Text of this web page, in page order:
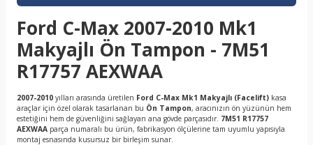
Ford C-Max 2007-2010 Mk1
Makyajlı Ön Tampon - 7M51
R17757 AEXWAA
2007-2010 yılları arasında üretilen Ford C-Max Mk1 Makyajlı (Facelift) kasa
araçlar için özel olarak tasarlanan bu Ön Tampon, aracınızın ön yüzünün hem
estetiğini hem de güvenliğini sağlayan ana gövde parçasıdır. 7M51 R17757
AEXWAA parça numaralı bu ürün, fabrikasyon ölçülerine tam uyumlu yapısıyla
montaj esnasında kusursuz bir birleşim sunar.